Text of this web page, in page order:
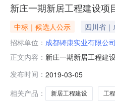
新庄一期新居工程建设项
中标｜候选人公示
四川省
招标单位： 成都铸康实业有限公司
正文内容： 新庄一期新居工程建
公示日期：2019-03-
发布时间： 2019-03-05
相关产品：
新居工程建设 工